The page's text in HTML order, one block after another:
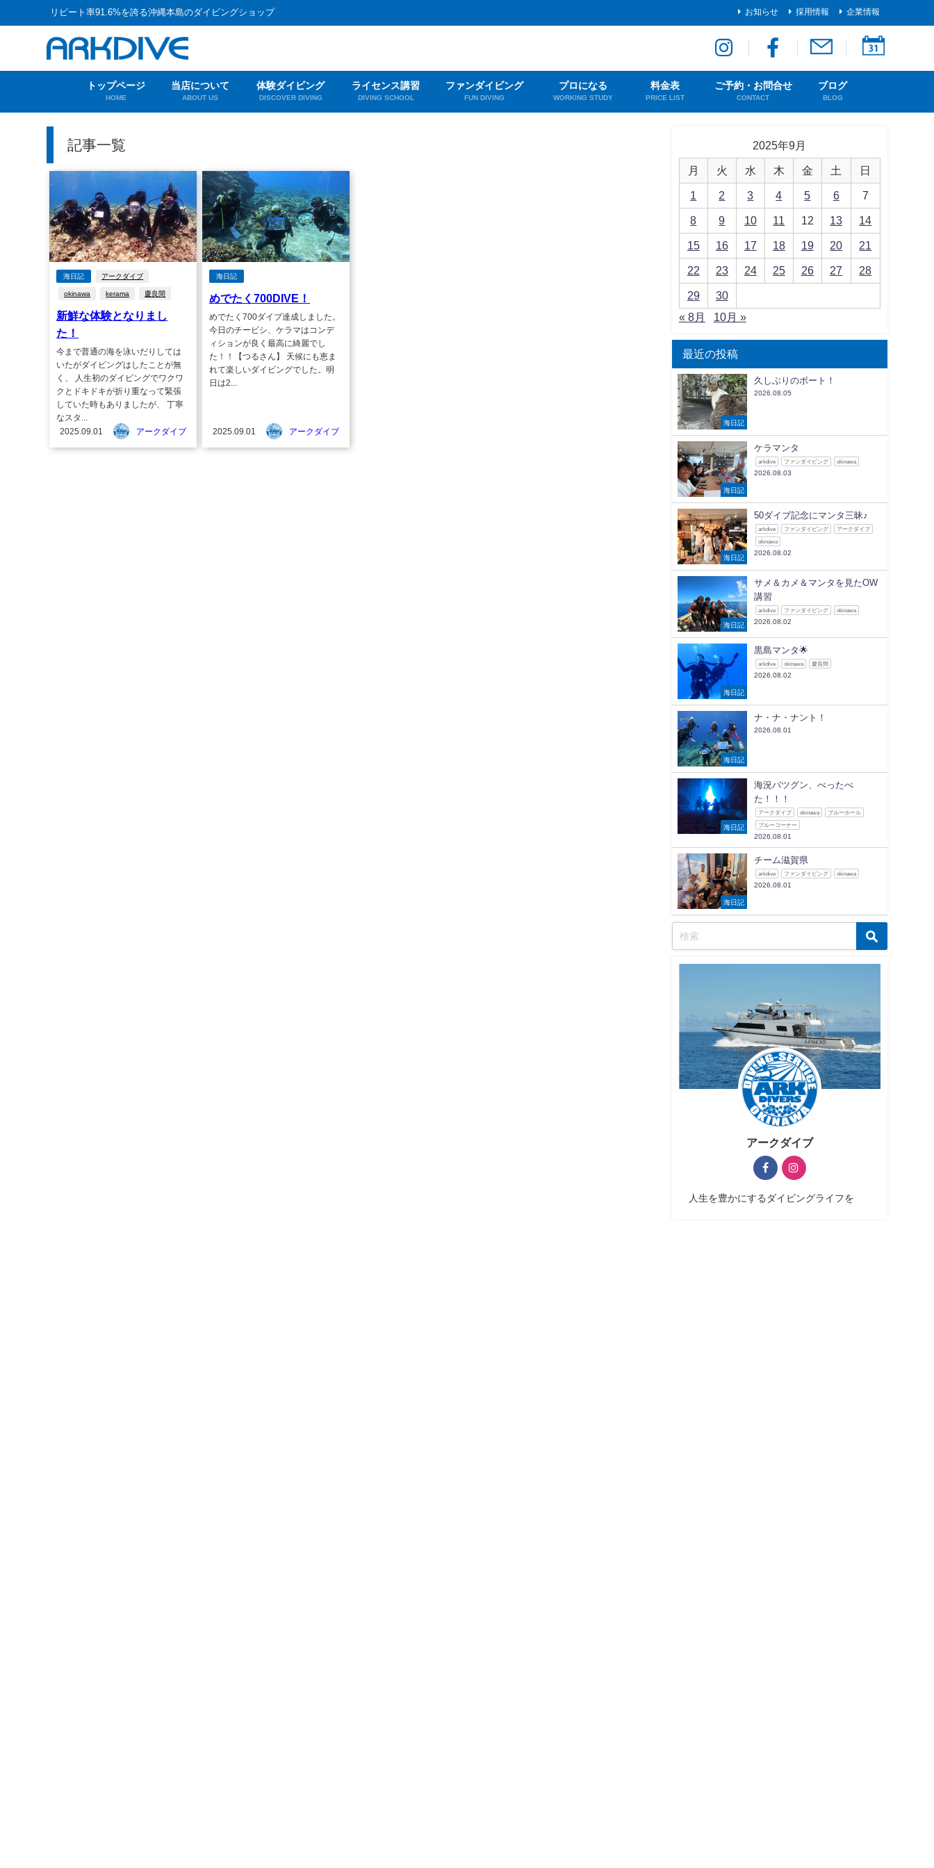
リピート率91.6%を誇る沖縄本島のダイビングショップ お知らせ 採用情報 企業情報
トップページ
HOME
当店について
ABOUT US
体験ダイビング
DISCOVER DIVING
ライセンス講習
DIVING SCHOOL
ファンダイビング
FUN DIVING
プロになる
WORKING STUDY
料金表
PRICE LIST
ご予約・お問合せ
CONTACT
ブログ
BLOG
記事一覧
海日記 アークダイブ
okinawa kerama 慶良間
新鮮な体験となりまし
た！
今まで普通の海を泳いだりしては
いたがダイビングはしたことが無
く、 人生初のダイビングでワクワ
クとドキドキが折り重なって緊張
していた時もありましたが、 丁寧
なスタ...
2025.09.01
アークダイブ
海日記
めでたく700DIVE！
めでたく700ダイブ達成しました。
今日のチービシ、ケラマはコンデ
ィションが良く最高に綺麗でし
た！！【つるさん】 天候にも恵ま
れて楽しいダイビングでした。明
日は2...
2025.09.01 アークダイブ
2025年9月
月 火 水 木 金 土 日
1 2 3 4 5 6 7
8 9 10 11 12 13 14
15 16 17 18 19 20 21
22 23 24 25 26 27 28
29
30
« 8月
10月 »
最近の投稿
海日記
久しぶりのボート！
2026.08.05
海日記
ケラマンタ
arkdive ファンダイビング okinawa
2026.08.03
海日記
50ダイブ記念にマンタ三昧♪
arkdive ファンダイビング アークダイブ
okinawa
2026.08.02
海日記
サメ＆カメ＆マンタを見たOW
講習
arkdive ファンダイビング okinawa
2026.08.02
海日記
黒島マンタ🌟
arkdive okinawa 慶良間
2026.08.02
海日記
ナ・ナ・ナント！
2026.08.01
海日記
海況バツグン、べったべ
た！！！
アークダイブ okinawa ブルーホール
ブルーコーナー
2026.08.01
海日記
チーム滋賀県
arkdive ファンダイビング okinawa
2026.08.01
アークダイブ
人生を豊かにするダイビングライフを